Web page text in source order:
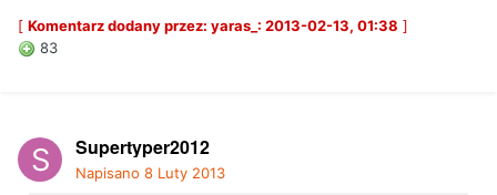
[ Komentarz dodany przez: yaras_: 2013-02-13, 01:38 ]
83
Supertyper2012
Napisano 8 Luty 2013